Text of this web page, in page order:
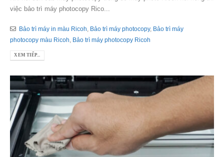
việc bảo trì máy photocopy Rico...
Bảo trì máy in màu Ricoh Bảo trì máy photocopy, Bảo trì máy
photocopy màu Ricoh
Bảo trì máy photocopy Ricoh
XEM TIẾP...